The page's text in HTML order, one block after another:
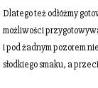
Dlatego też odłóżmy
możliwości
i pod żadnym pozorem
słodkiego smaku, a